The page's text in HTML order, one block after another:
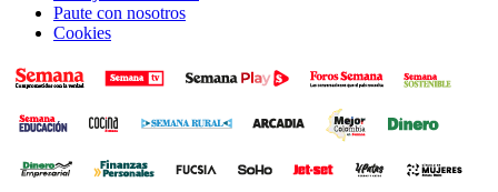
Paute con nosotros
Cookies